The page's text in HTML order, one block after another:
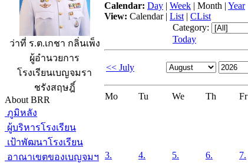
ว่าที่ ร.ต.เกชา กลิ่นเพ็ง
ผู้อำนวยการ
โรงเรียนเบญจมรา
ชรังสฤษฎิ์
About BRR
ภูมิหลัง
ผู้บริหารโรงเรียน
เป้าพัฒนาโรงเรียน
อาณาเขตของเบญจมฯ
Calendar: Day | Week | Month | Year
View: Calendar| List | CList
Category:
Today
<< July
Mo Tu We Th Fr
3. 4. 5. 6. 7.